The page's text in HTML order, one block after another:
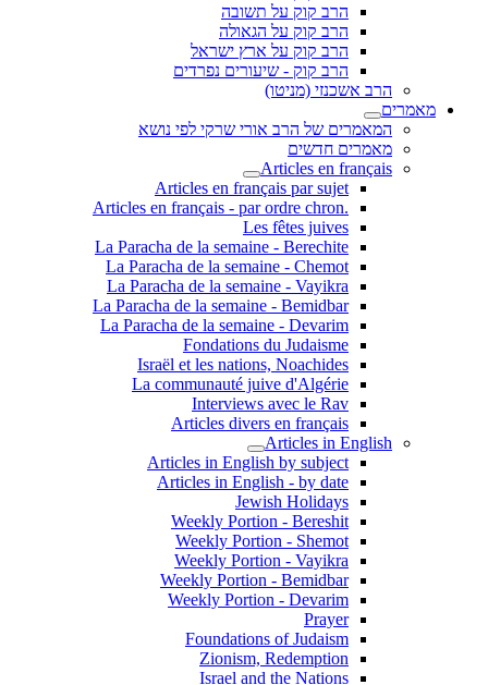
הרב קוק על תשובה
הרב קוק על הגאולה
הרב קוק על ארץ ישראל
הרב קוק - שיעורים נפרדים
הרב אשכנזי (מניטו)
מאמרים
המאמרים של הרב אורי שרקי לפי נושא
מאמרים חדשים
Articles en français
Articles en français par sujet
.Articles en français - par ordre chron
Les fêtes juives
La Paracha de la semaine - Berechite
La Paracha de la semaine - Chemot
La Paracha de la semaine - Vayikra
La Paracha de la semaine - Bemidbar
La Paracha de la semaine - Devarim
Fondations du Judaisme
Israël et les nations, Noachides
La communauté juive d'Algérie
Interviews avec le Rav
Articles divers en français
Articles in English
Articles in English by subject
Articles in English - by date
Jewish Holidays
Weekly Portion - Bereshit
Weekly Portion - Shemot
Weekly Portion - Vayikra
Weekly Portion - Bemidbar
Weekly Portion - Devarim
Prayer
Foundations of Judaism
Zionism, Redemption
Israel and the Nations